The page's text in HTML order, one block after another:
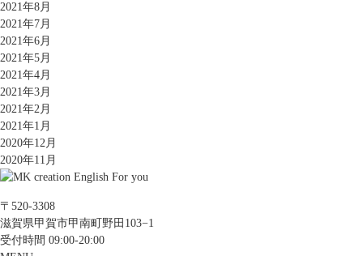
2021年8月
2021年7月
2021年6月
2021年5月
2021年4月
2021年3月
2021年2月
2021年1月
2020年12月
2020年11月
〒520-3308
滋賀県甲賀市甲南町野田103−1
受付時間 09:00-20:00